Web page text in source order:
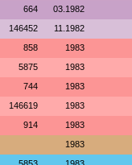
664 03.1982
146452 11.1982
858 1983
5875 1983
744 1983
146619 1983
914 1983
1983